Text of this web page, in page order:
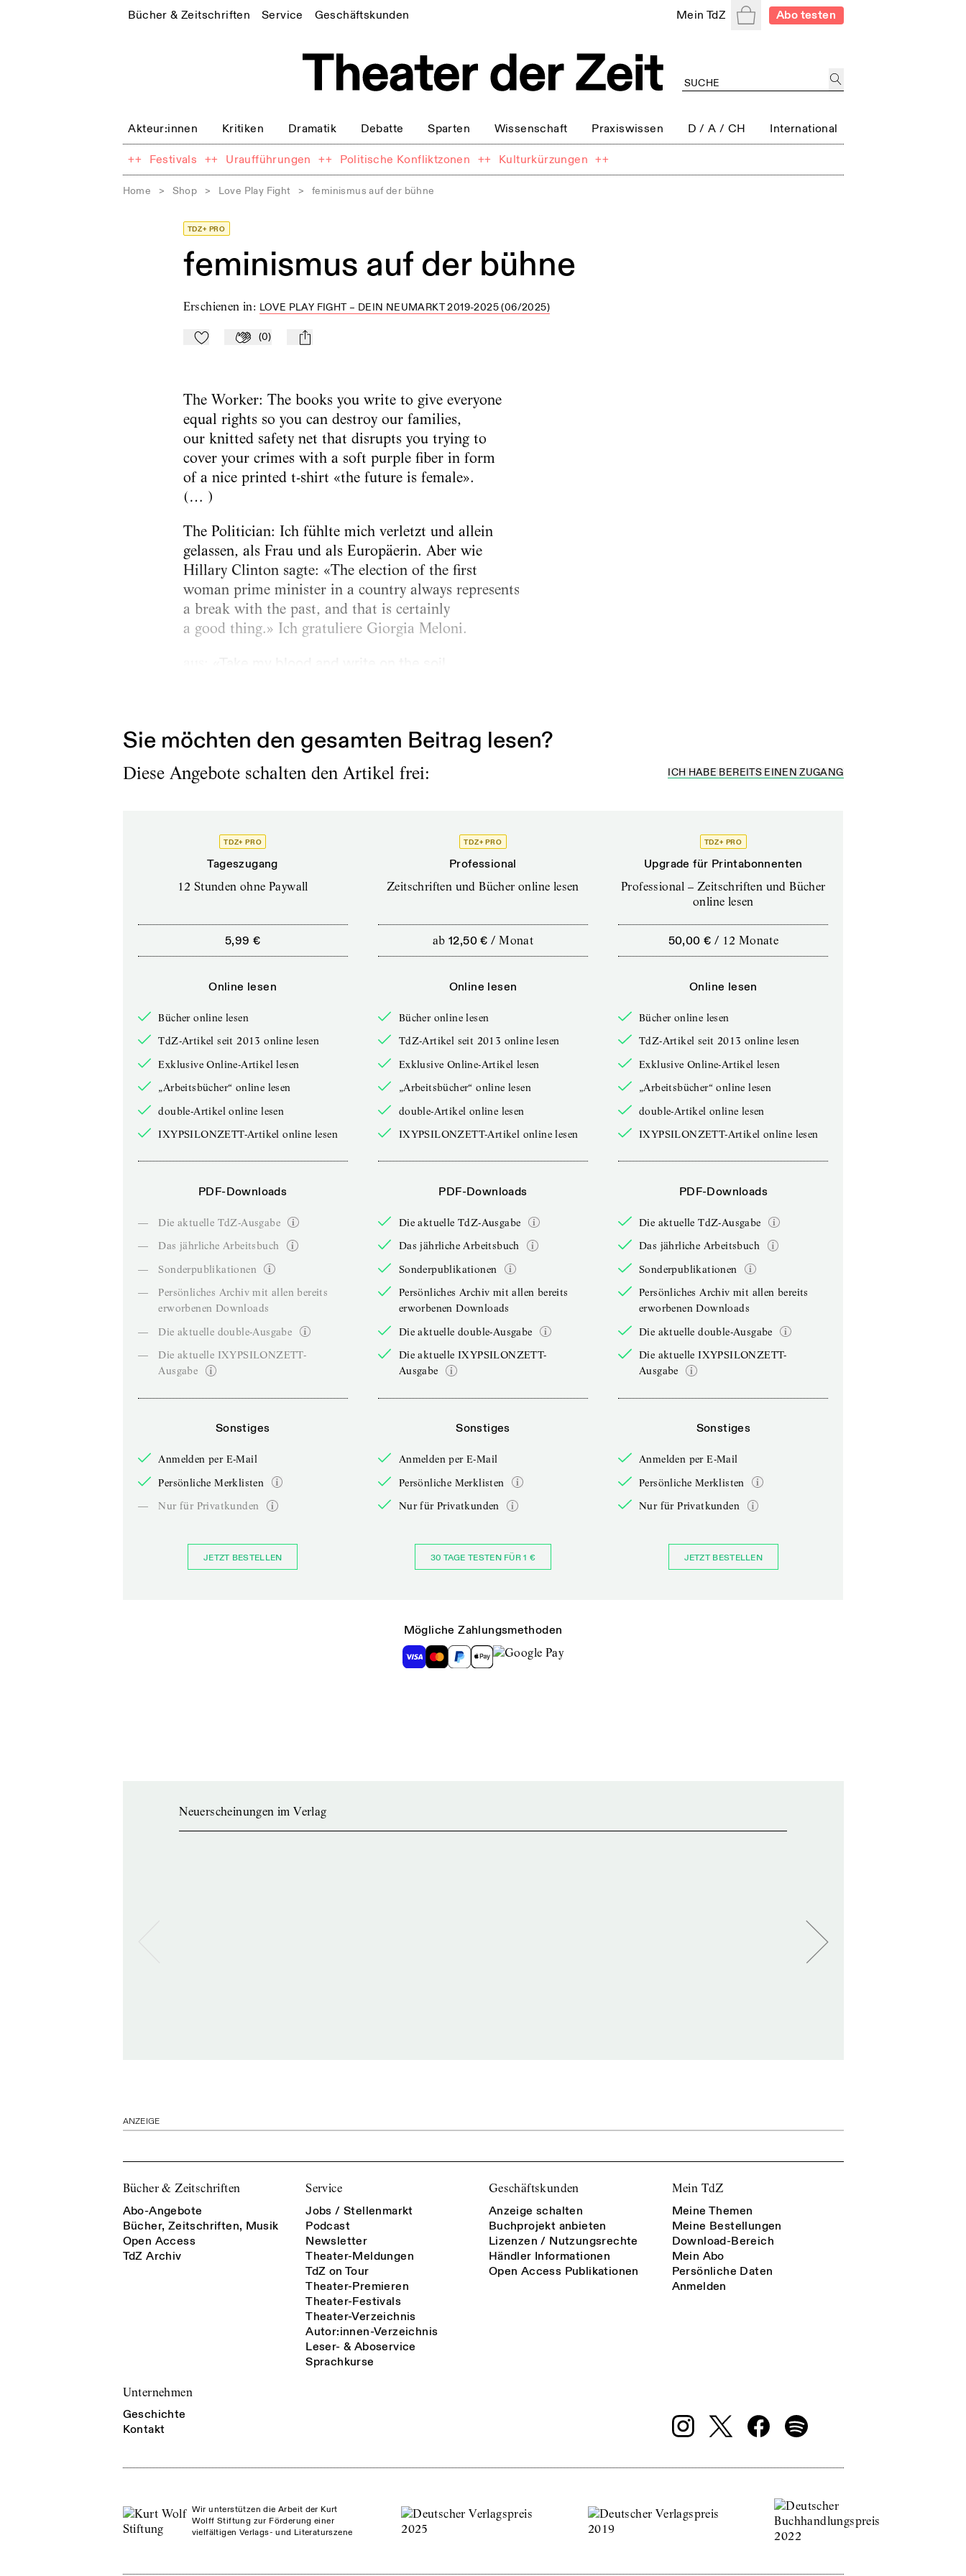
Bücher & Zeitschriften Service Geschäftskunden Mein TdZ WarenkorbAbo testen
Akteur:innen Kritiken Dramatik Debatte Sparten Wissenschaft Praxiswissen D / A / CH International
++ Festivals ++ Uraufführungen ++ Politische Konfliktzonen ++ Kulturkürzungen ++
Home > Shop > Love Play Fight > feminismus auf der bühne
TDZ+ PRO
feminismus auf der bühne
Erschienen in: LOVE PLAY FIGHT – DEIN NEUMARKT 2019-2025 (06/2025)
Zu Mein-TdZ hinzufügen
Applaudieren
(0) mail
The Worker: The books you write to give everyone
equal rights so you can destroy our families,
our knitted safety net that disrupts you trying to
cover your crimes with a soft purple fiber in form
of a nice printed t-shirt «the future is female».
(… )
The Politician: Ich fühlte mich verletzt und allein
gelassen, als Frau und als Europäerin. Aber wie
Hillary Clinton sagte: «The election of the first
woman prime minister in a country always represents
a break with the past, and that is certainly
a good thing.» Ich gratuliere Giorgia Meloni.
Sie möchten den gesamten Beitrag lesen?
Diese Angebote schalten den Artikel frei: ICH HABE BEREITS EINEN ZUGANG
TDZ+ PRO
Tageszugang
12 Stunden ohne Paywall
5,99 €
Online lesen
Bücher online lesen
TdZ-Artikel seit 2013 online lesen
Exklusive Online-Artikel lesen
„Arbeitsbücher“ online lesen
double-Artikel online lesen
IXYPSILONZETT-Artikel online lesen
PDF-Downloads
—
Die aktuelle TdZ-Ausgabe
—
Das jährliche Arbeitsbuch
—
Sonderpublikationen
—
Persönliches Archiv mit allen bereits
erworbenen Downloads
—
Die aktuelle double-Ausgabe
—
Die aktuelle IXYPSILONZETT-
Ausgabe
Sonstiges
Anmelden per E-Mail
Persönliche Merklisten
—
Nur für Privatkunden
JETZT BESTELLEN
TDZ+ PRO
Professional
Zeitschriften und Bücher online lesen
ab 12,50 € /Monat
Online lesen
Bücher online lesen
TdZ-Artikel seit 2013 online lesen
Exklusive Online-Artikel lesen
„Arbeitsbücher“ online lesen
double-Artikel online lesen
IXYPSILONZETT-Artikel online lesen
PDF-Downloads
Die aktuelle TdZ-Ausgabe
Das jährliche Arbeitsbuch
Sonderpublikationen
Persönliches Archiv mit allen bereits
erworbenen Downloads
Die aktuelle double-Ausgabe
Die aktuelle IXYPSILONZETT-
Ausgabe
Sonstiges
Anmelden per E-Mail
Persönliche Merklisten
Nur für Privatkunden
30 TAGE TESTEN FÜR 1 €
TDZ+ PRO
Upgrade für Printabonnenten
Professional – Zeitschriften und Bücher
online lesen
50,00 € / 12 Monate
Online lesen
Bücher online lesen
TdZ-Artikel seit 2013 online lesen
Exklusive Online-Artikel lesen
„Arbeitsbücher“ online lesen
double-Artikel online lesen
IXYPSILONZETT-Artikel online lesen
PDF-Downloads
Die aktuelle TdZ-Ausgabe
Das jährliche Arbeitsbuch
Sonderpublikationen
Persönliches Archiv mit allen bereits
erworbenen Downloads
Die aktuelle double-Ausgabe
Die aktuelle IXYPSILONZETT-
Ausgabe
Sonstiges
Anmelden per E-Mail
Persönliche Merklisten
Nur für Privatkunden
JETZT BESTELLEN
Mögliche Zahlungsmethoden
Neuerscheinungen im Verlag
ANZEIGE
Bücher & Zeitschriften
Abo-Angebote
Bücher, Zeitschriften, Musik
Open Access
TdZ Archiv
Service
Jobs / Stellenmarkt
Podcast
Newsletter
Theater-Meldungen
TdZ on Tour
Theater-Premieren
Theater-Festivals
Theater-Verzeichnis
Autor:innen-Verzeichnis
Leser- & Aboservice
Sprachkurse
Geschäftskunden
Anzeige schalten
Buchprojekt anbieten
Lizenzen / Nutzungsrechte
Händler Informationen
Open Access Publikationen
Mein TdZ
Meine Themen
Meine Bestellungen
Download-Bereich
Mein Abo
Persönliche Daten
Anmelden
Unternehmen
Geschichte
Kontakt
Wir unterstützen die Arbeit der Kurt
Wolff Stiftung zur Förderung einer
vielfältigen Verlags- und Literaturszene